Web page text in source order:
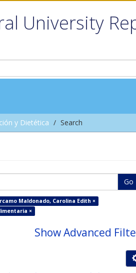
University
y Dietética Search
Go
Maldonado, Carolina Edith ×
×
Show Advanced